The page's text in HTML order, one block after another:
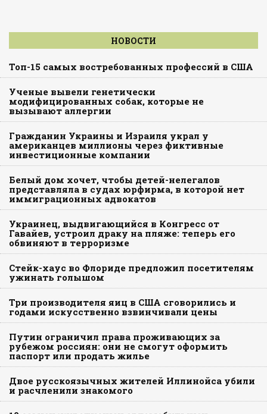
НОВОСТИ
Топ-15 самых востребованных профессий в США
Ученые вывели генетически
модифицированных собак, которые не
вызывают аллергии
Гражданин Украины и Израиля украл у
американцев миллионы через фиктивные
инвестиционные компании
Белый дом хочет, чтобы детей-нелегалов
представляла в судах юрфирма, в которой нет
иммиграционных адвокатов
Украинец, выдвигающийся в Конгресс от
Гавайев, устроил драку на пляже: теперь его
обвиняют в терроризме
Стейк-хаус во Флориде предложил посетителям
ужинать голышом
Три производителя яиц в США сговорились и
годами искусственно взвинчивали цены
Путин ограничил права проживающих за
рубежом россиян: они не смогут оформить
паспорт или продать жилье
Двое русскоязычных жителей Иллинойса убили
и расчленили знакомого